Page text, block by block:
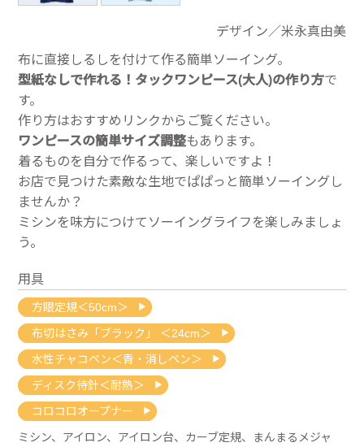
デザイン／米永真由美
布に直接しるしを付けて作る簡単ソーイング。
型紙なしで作れる！タックワンピース(大人)の作り方で
す。
作り方はおすすめリンクからご覧ください。
ワンピースの簡単サイズ調整もあります。
着るものを自分で作るって、楽しいですよ！
お店で見つけた素敵な生地でぱぱっと簡単ソーイングし
ませんか？
ミシンを味方につけてソーイングライフを楽しみましょ
う。
用具
方眼定規＜50cm＞
布切はさみ「ブラック」 ＜24cm＞
水性チャコペン＜青・消しペン＞
ディスク待針＜耐熱＞
コロコロオープナー
ミシン、アイロン、アイロン台、カーブ定規、まんまるメジャ